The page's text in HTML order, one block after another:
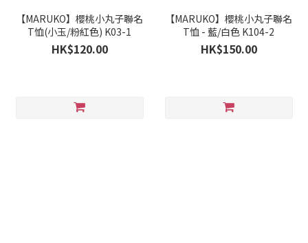
【MARUKO】櫻桃小丸子聯名
T恤(小玉/粉紅色) K03-1
HK$120.00
【MARUKO】櫻桃小丸子聯名
T恤 - 藍/白色 K104-2
HK$150.00